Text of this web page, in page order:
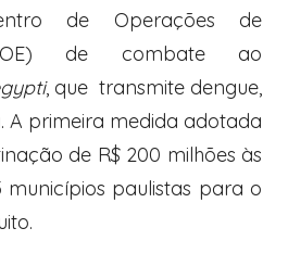
de Operações de
de combate ao
, que transmite dengue,
A primeira medida adotada
de R$ 200 milhões às
municípios paulistas para o